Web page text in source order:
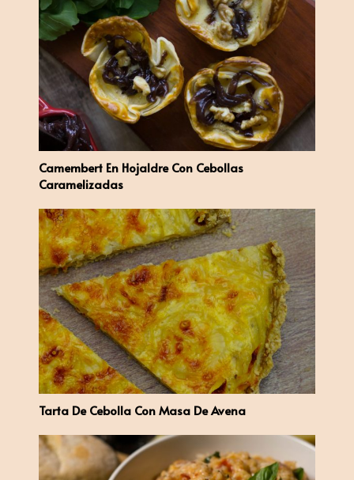
Camembert En Hojaldre Con Cebollas
Caramelizadas
Tarta De Cebolla Con Masa De Avena